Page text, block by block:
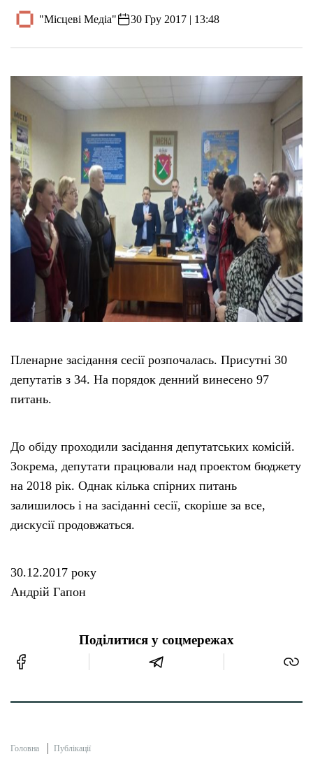
"Місцеві Медіа" 30 Гру 2017 | 13:48
Пленарне засідання сесії розпочалась. Присутні 30
депутатів з 34. На порядок денний винесено 97
питань.
До обіду проходили засідання депутатських комісій.
Зокрема, депутати працювали над проектом бюджету
на 2018 рік. Однак кілька спірних питань
залишилось і на засіданні сесії, скоріше за все,
дискусії продовжаться.
30.12.2017 року
Андрій Гапон
Поділитися у соцмережах
Головна Публікації